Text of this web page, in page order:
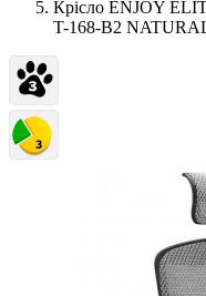
Крісло ENJOY
T-168-B2